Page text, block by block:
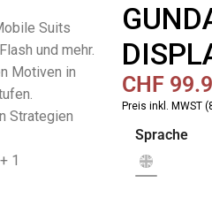
Suits
und mehr.
Motiven in
Strategien
1
CHF
Preis inkl. MWST
Sprache